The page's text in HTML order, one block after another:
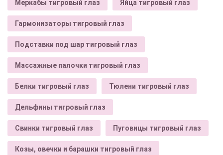
Меркабы тигровый глаз Яйца тигровый глаз
Гармонизаторы тигровый глаз
Подставки под шар тигровый глаз
Массажные палочки тигровый глаз
Белки тигровый глаз Тюлени тигровый глаз
Дельфины тигровый глаз
Свинки тигровый глаз Пуговицы тигровый глаз
Козы, овечки и барашки тигровый глаз